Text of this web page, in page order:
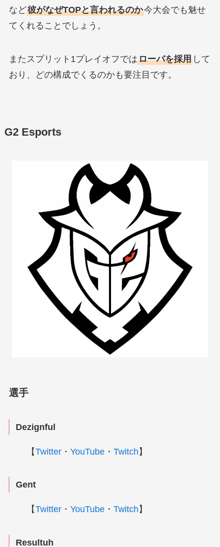
など彼がなぜTOPと言われるのか今大会でも魅せ
てくれることでしょう。
またスプリット1プレイオフではローバを採用して
おり、どの構成でくるのかも要注目です。
G2 Esports
選手
Dezignful
【Twitter・ YouTube・ Twitch 】
Gent
【Twitter・ YouTube・ Twitch 】
Resultuh